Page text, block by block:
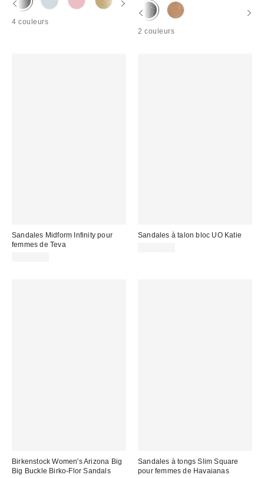
4 couleurs
2 couleurs
Sandales Midform Infinity pour
femmes de Teva
Sandales à talon bloc UO Katie
Birkenstock Women's Arizona Big
Big Buckle Birko-Flor Sandals
Sandales à tongs Slim Square
pour femmes de Havaianas